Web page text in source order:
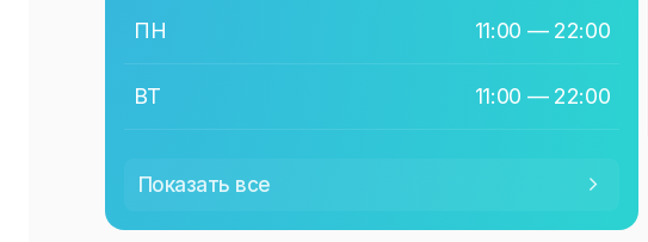
ПН 11:00 — 22:00
ВТ 11:00 — 22:00
ЧТ 11:00—22:00
Показать все